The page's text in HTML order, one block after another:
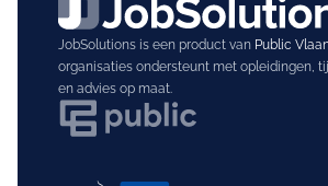
JobSolutions is een product van Public
organisaties ondersteunt met opleidingen,
en advies op maat.